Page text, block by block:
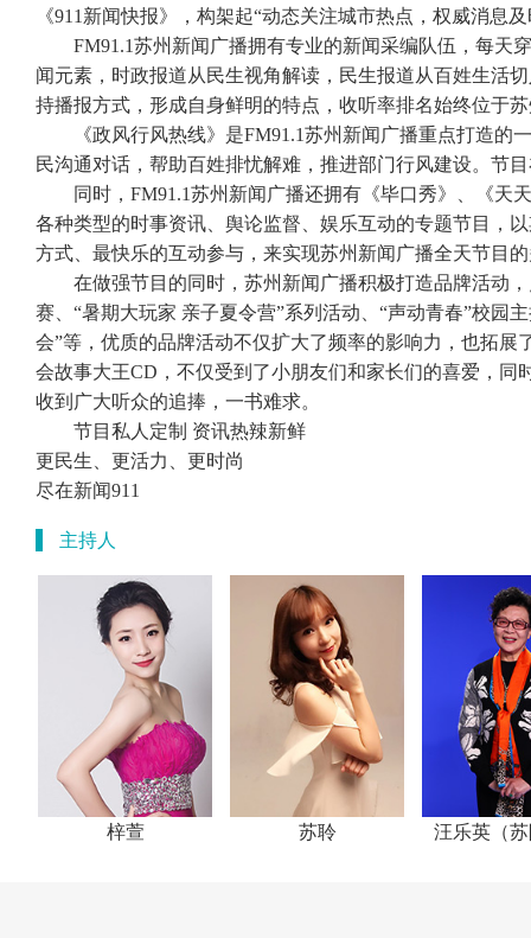
《911新闻快报》，构架起“动态关注城市热点，权威消息
FM91.1苏州新闻广播拥有专业的新闻采编队伍，每天
闻元素，时政报道从民生视角解读，民生报道从百姓生活
持播报方式，形成自身鲜明的特点，收听率排名始终位于
《政风行风热线》是FM91.1苏州新闻广播重点打造
民沟通对话，帮助百姓排忧解难，推进部门行风建设。节
同时，FM91.1苏州新闻广播还拥有《毕口秀》、《天
各种类型的时事资讯、舆论监督、娱乐互动的专题节目，
方式、最快乐的互动参与，来实现苏州新闻广播全天节目
在做强节目的同时，苏州新闻广播积极打造品牌活动
赛、“暑期大玩家 亲子夏令营”系列活动、“声动青春”校园
会”等，优质的品牌活动不仅扩大了频率的影响力，也拓
会故事大王CD，不仅受到了小朋友们和家长们的喜爱，
收到广大听众的追捧，一书难求。
节目私人定制 资讯热辣新鲜
更民生、更活力、更时尚
尽在新闻911
主持人
梓萱 苏聆 汪乐英（